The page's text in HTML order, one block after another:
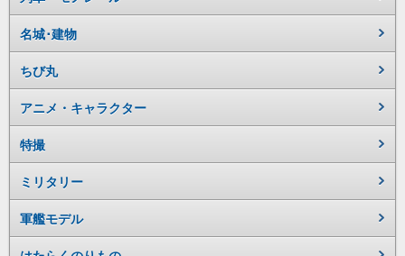
名城･建物
ちび丸
アニメ・キャラクター
特撮
ミリタリー
軍艦モデル